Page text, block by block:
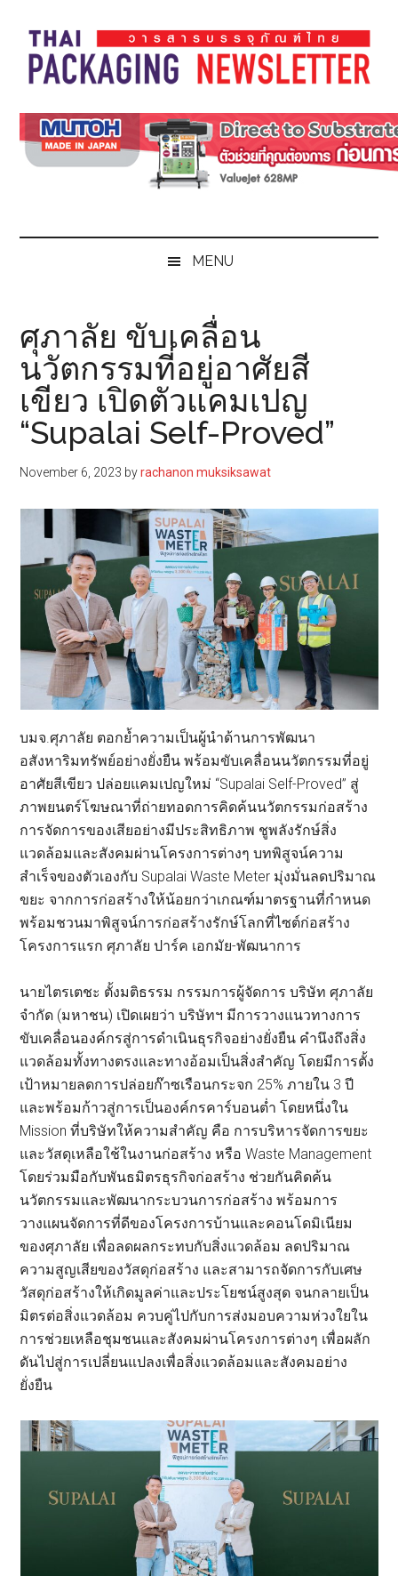
main
content
secondary
menu
primary
sidebar
footer
Thai
Pack
Magazine
Pack
Magazine
MENU
ศุภาลัย ขับเคลื่อน
นวัตกรรมที่อยู่อาศัยสี
เขียว เปิดตัวแคมเปญ
“Supalai Self-Proved”
November 6, 2023 byrachanon muksiksawat
บมจ.ศุภาลัย ตอกย้ำความเป็นผู้นำด้านการพัฒนา
อสังหาริมทรัพย์อย่างยั่งยืน พร้อมขับเคลื่อนนวัตกรรมที่อยู่
อาศัยสีเขียว ปล่อยแคมเปญใหม่ “Supalai Self-Proved” สู่
ภาพยนตร์โฆษณาที่ถ่ายทอดการคิดค้นนวัตกรรมก่อสร้าง
การจัดการของเสียอย่างมีประสิทธิภาพ ชูพลังรักษ์สิ่ง
แวดล้อมและสังคมผ่านโครงการต่างๆ บทพิสูจน์ความ
สำเร็จของตัวเองกับ Supalai Waste Meter มุ่งมั่นลดปริมาณ
ขยะ จากการก่อสร้างให้น้อยกว่าเกณฑ์มาตรฐานที่กำหนด
พร้อมชวนมาพิสูจน์การก่อสร้างรักษ์โลกที่ไซต์ก่อสร้าง
โครงการแรก ศุภาลัย ปาร์ค เอกมัย-พัฒนาการ
นายไตรเตชะ ตั้งมติธรรม กรรมการผู้จัดการ บริษัท ศุภาลัย
จำกัด (มหาชน) เปิดเผยว่า บริษัทฯ มีการวางแนวทางการ
ขับเคลื่อนองค์กรสู่การดำเนินธุรกิจอย่างยั่งยืน คำนึงถึงสิ่ง
แวดล้อมทั้งทางตรงและทางอ้อมเป็นสิ่งสำคัญ โดยมีการตั้ง
เป้าหมายลดการปล่อยก๊าซเรือนกระจก 25% ภายใน 3 ปี
และพร้อมก้าวสู่การเป็นองค์กรคาร์บอนต่ำ โดยหนึ่งใน
Mission ที่บริษัทให้ความสำคัญ คือ การบริหารจัดการขยะ
และวัสดุเหลือใช้ในงานก่อสร้าง หรือ Waste Management
โดยร่วมมือกับพันธมิตรธุรกิจก่อสร้าง ช่วยกันคิดค้น
นวัตกรรมและพัฒนากระบวนการก่อสร้าง พร้อมการ
วางแผนจัดการที่ดีของโครงการบ้านและคอนโดมิเนียม
ของศุภาลัย เพื่อลดผลกระทบกับสิ่งแวดล้อม ลดปริมาณ
ความสูญเสียของวัสดุก่อสร้าง และสามารถจัดการกับเศษ
วัสดุก่อสร้างให้เกิดมูลค่าและประโยชน์สูงสุด จนกลายเป็น
มิตรต่อสิ่งแวดล้อม ควบคู่ไปกับการส่งมอบความห่วงใยใน
การช่วยเหลือชุมชนและสังคมผ่านโครงการต่างๆ เพื่อผลัก
ดันไปสู่การเปลี่ยนแปลงเพื่อสิ่งแวดล้อมและสังคมอย่าง
ยั่งยืน